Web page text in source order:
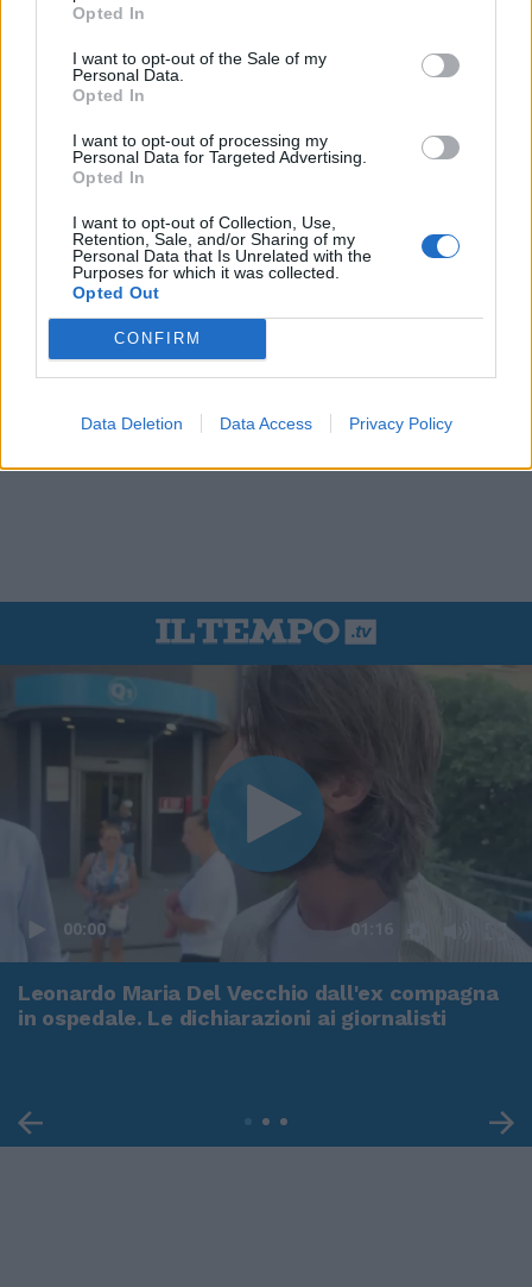
Opted In
I want to opt-out of the Sale of my
Personal Data.
Opted In
I want to opt-out of processing my
Personal Data for Targeted Advertising.
Opted In
I want to opt-out of Collection, Use,
Retention, Sale, and/or Sharing of my
Personal Data that Is Unrelated with the
Purposes for which it was collected.
Opted Out
CONFIRM
Data Deletion Data Access Privacy Policy
00:00 01:16
Leonardo Maria Del Vecchio dall'ex compagna
in ospedale. Le dichiarazioni ai giornalisti